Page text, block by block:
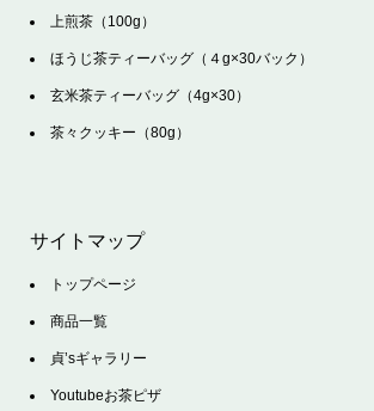
上煎茶（100g）
ほうじ茶ティーバッグ（４g×30バック）
玄米茶ティーバッグ（4g×30）
茶々クッキー（80g）
サイトマップ
トップページ
商品一覧
貞’sギャラリー
Youtubeお茶ピザ